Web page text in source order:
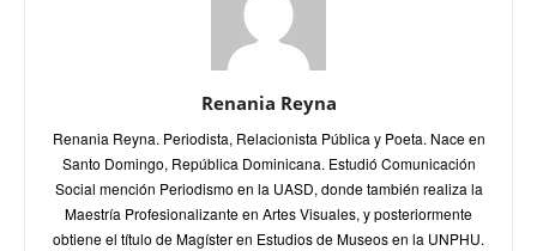
Renania Reyna
Renania Reyna. Periodista, Relacionista Pública y Poeta. Nace en
Santo Domingo, República Dominicana. Estudió Comunicación
Social mención Periodismo en la UASD, donde también realiza la
Maestría Profesionalizante en Artes Visuales, y posteriormente
obtiene el título de Magíster en Estudios de Museos en la UNPHU.